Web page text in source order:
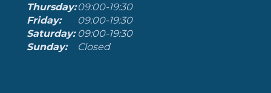
Thursday: 09:00-19:30
Friday:
09:00-19:30
Saturday: 09:00-19:30
Sunday:
Closed